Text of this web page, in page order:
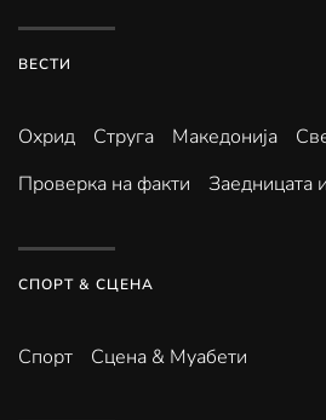
ВЕСТИ
Охрид Струга Македонија
Проверка на факти
Заедницата
СПОРТ & СЦЕНА
Спорт Сцена & Муабети